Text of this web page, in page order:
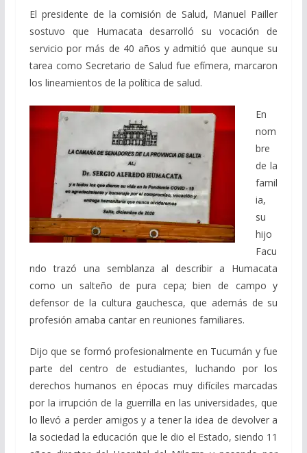
El presidente de la comisión de Salud, Manuel Pailler
sostuvo que Humacata desarrolló su vocación de
servicio por más de 40 años y admitió que aunque su
tarea como Secretario de Salud fue efímera, marcaron
los lineamientos de la política de salud.
En
nom
bre
de la
famil
ia,
su
hijo
Facu
ndo trazó una semblanza al describir a Humacata
como un salteño de pura cepa; bien de campo y
defensor de la cultura gauchesca, que además de su
profesión amaba cantar en reuniones familiares.
Dijo que se formó profesionalmente en Tucumán y fue
parte del centro de estudiantes, luchando por los
derechos humanos en épocas muy difíciles marcadas
por la irrupción de la guerrilla en las universidades, que
lo llevó a perder amigos y a tener la idea de devolver a
la sociedad la educación que le dio el Estado, siendo 11